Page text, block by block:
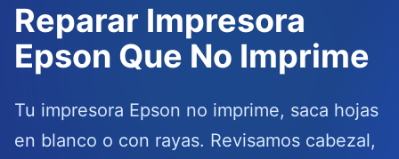
Reparar Impresora
Epson Que No Imprime
Tu impresora Epson no imprime, saca hojas
en blanco o con rayas. Revisamos cabezal,